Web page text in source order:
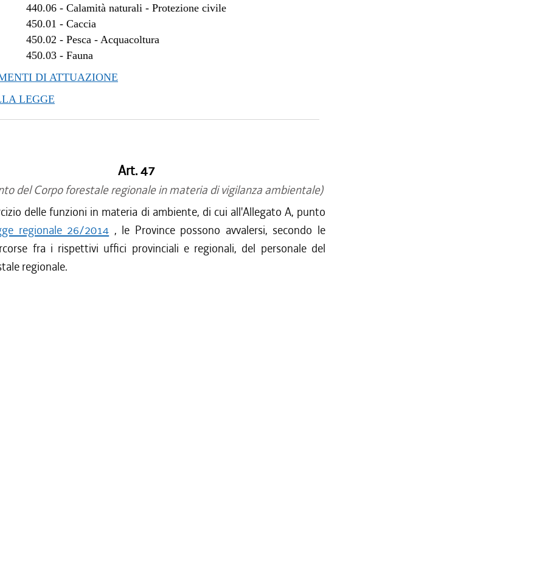
440.06 -Calamità naturali - Protezione civile
450.01 -Caccia
450.02 -Pesca - Acquacoltura
450.03 -Fauna
DI ATTUAZIONE
LEGGE
Art. 47
del Corpo forestale regionale in materia di vigilanza ambientale)
delle funzioni in materia di ambiente, di cui all'Allegato A, punto
regionale 26/2014 , le Province possono avvalersi, secondo le
fra i rispettivi uffici provinciali e regionali, del personale del
regionale.